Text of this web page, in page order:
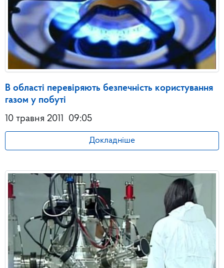
В області перевіряють безпечність користування
газом у побуті
10 травня 2011
09:05
Докладніше